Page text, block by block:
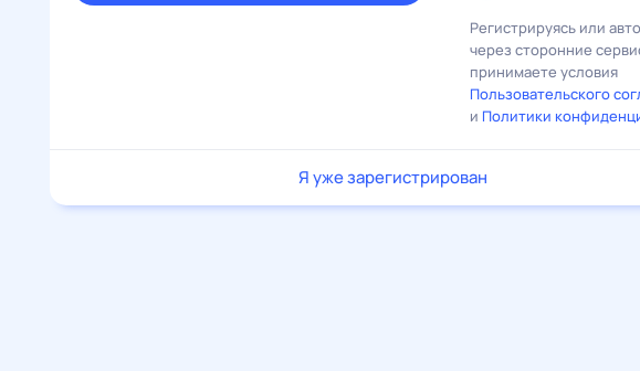
Регистрируясь или
через сторонние
принимаете условия
Пользовательского
и Политики
Я уже зарегистрирован